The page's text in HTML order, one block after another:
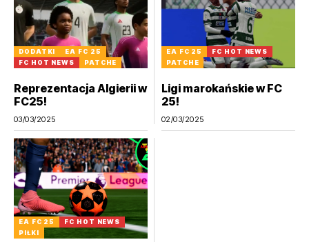
DODATKI
EA FC 25
FC HOT NEWS
PATCHE
Reprezentacja Algierii w
FC25!
03/03/2025
EA FC 25
FC HOT NEWS
PATCHE
Ligi marokańskie w FC
25!
02/03/2025
EA FC 25
FC HOT NEWS
PIŁKI